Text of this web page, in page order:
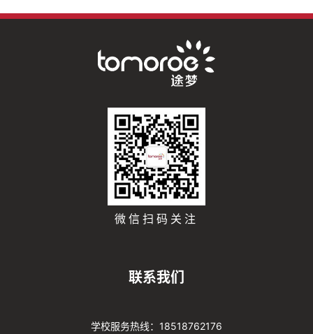
微信扫码关注
联系我们
学校服务热线：18518762176